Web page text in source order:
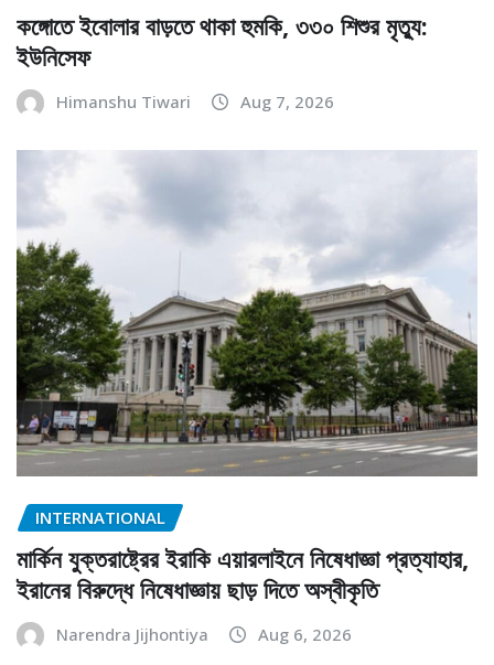
কঙ্গোতে ইবোলার বাড়তে থাকা হুমকি, ৩৩০ শিশুর মৃত্যু:
ইউনিসেফ
Himanshu Tiwari Aug 7, 2026
INTERNATIONAL
মার্কিন যুক্তরাষ্ট্রের ইরাকি এয়ারলাইনে নিষেধাজ্ঞা প্রত্যাহার,
ইরানের বিরুদ্ধে নিষেধাজ্ঞায় ছাড় দিতে অস্বীকৃতি
Narendra Jijhontiya Aug 6, 2026